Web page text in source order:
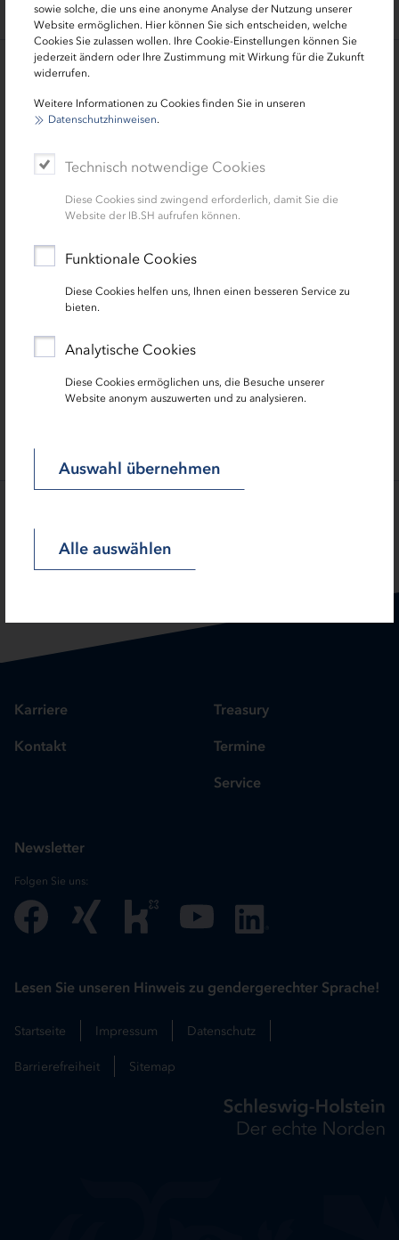
sowie solche, die uns eine anonyme Analyse der Nutzung unserer
Website ermöglichen. Hier können Sie sich entscheiden, welche
Cookies Sie zulassen wollen. Ihre Cookie-Einstellungen können Sie
jederzeit ändern oder Ihre Zustimmung mit Wirkung für die Zukunft
widerrufen.
Weitere Informationen zu Cookies finden Sie in unseren
Datenschutzhinweisen.
Technisch notwendige Cookies
Diese Cookies sind zwingend erforderlich, damit Sie die
Website der IB.SH aufrufen können.
Funktionale Cookies
Diese Cookies helfen uns, Ihnen einen besseren Service zu
bieten.
Analytische Cookies
Diese Cookies ermöglichen uns, die Besuche unserer
Website anonym auszuwerten und zu analysieren.
Auswahl übernehmen
Alle auswählen
Förderlotsen der IB.SH für Unternehmen
0431 9905-3365
SEITE TEILEN:
Karriere
Kontakt
Treasury
Termine
Service
Newsletter
Folgen Sie uns:
Lesen Sie unseren Hinweis zu gendergerechter Sprache!
Startseite Impressum Datenschutz
Barrierefreiheit Sitemap